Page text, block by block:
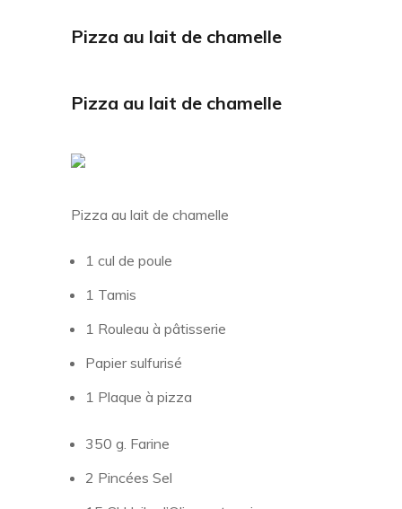
Pizza au lait de chamelle
Pizza au lait de chamelle
Pizza au lait de chamelle
1 cul de poule
1 Tamis
1 Rouleau à pâtisserie
Papier sulfurisé
1 Plaque à pizza
350 g. Farine
2 Pincées Sel